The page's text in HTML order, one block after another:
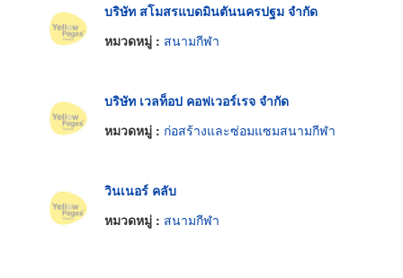
บริษัท สโมสรแบดมินตันนครปฐม จำกัด
หมวดหมู่ : สนามกีฬา
บริษัท เวลท็อป คอฟเวอร์เรจ จำกัด
หมวดหมู่ : ก่อสร้างและซ่อมแซมสนามกีฬา
วินเนอร์ คลับ
หมวดหมู่ : สนามกีฬา